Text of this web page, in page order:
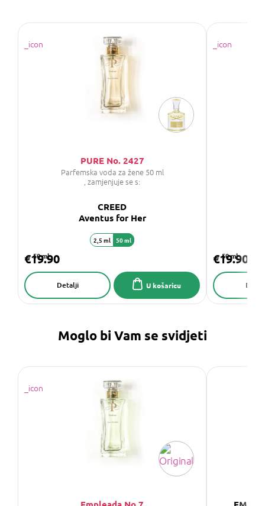
PURE No. 2427
Parfemska voda za žene 50 ml
, zamjenjuje se s:
CREED
Aventus for Her
50 ml
€19.90
U košaricu
Detalji
2,5 ml 50 ml
50 ml
€19.90
Moglo bi Vam se svidjeti